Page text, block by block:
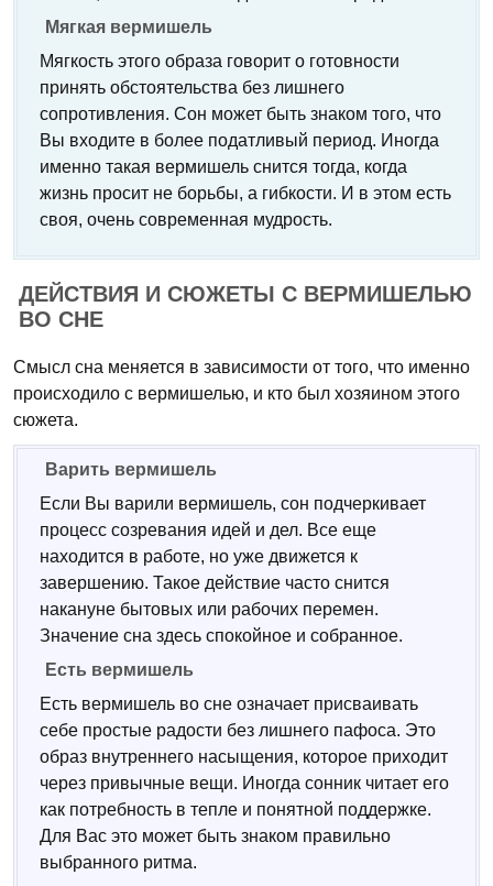
Мягкая вермишель
Мягкость этого образа говорит о готовности
принять обстоятельства без лишнего
сопротивления. Сон может быть знаком того, что
Вы входите в более податливый период. Иногда
именно такая вермишель снится тогда, когда
жизнь просит не борьбы, а гибкости. И в этом есть
своя, очень современная мудрость.
ДЕЙСТВИЯ И СЮЖЕТЫ С ВЕРМИШЕЛЬЮ
ВО СНЕ
Смысл сна меняется в зависимости от того, что именно
происходило с вермишелью, и кто был хозяином этого
сюжета.
Варить вермишель
Если Вы варили вермишель, сон подчеркивает
процесс созревания идей и дел. Все еще
находится в работе, но уже движется к
завершению. Такое действие часто снится
накануне бытовых или рабочих перемен.
Значение сна здесь спокойное и собранное.
Есть вермишель
Есть вермишель во сне означает присваивать
себе простые радости без лишнего пафоса. Это
образ внутреннего насыщения, которое приходит
через привычные вещи. Иногда сонник читает его
как потребность в тепле и понятной поддержке.
Для Вас это может быть знаком правильно
выбранного ритма.